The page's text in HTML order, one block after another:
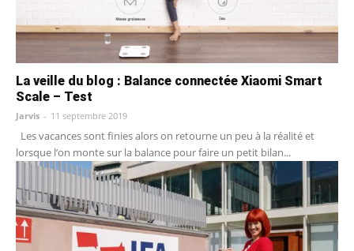
La veille du blog : Balance connectée Xiaomi Smart
Scale – Test
Jarvis - 11 septembre 2019
lorsque l’on monte sur la balance pour faire un petit bilan...